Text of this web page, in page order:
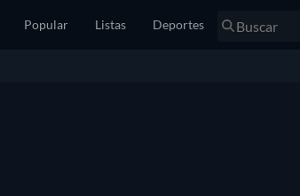
Popular Listas Deportes